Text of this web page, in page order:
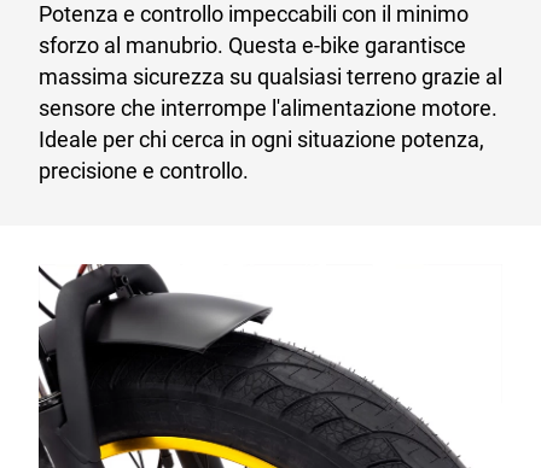
Potenza e controllo impeccabili con il minimo
sforzo al manubrio. Questa e-bike garantisce
massima sicurezza su qualsiasi terreno grazie al
sensore che interrompe l'alimentazione motore.
Ideale per chi cerca in ogni situazione potenza,
precisione e controllo.